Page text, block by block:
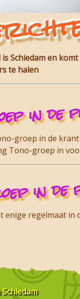
Schiedam en
te halen
in de
groep in de
Tono-groep in
in
regelmaat